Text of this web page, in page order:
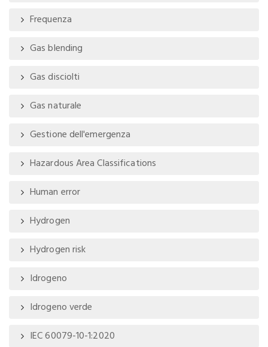
Frequenza
Gas blending
Gas disciolti
Gas naturale
Gestione dell'emergenza
Hazardous Area Classifications
Human error
Hydrogen
Hydrogen risk
Idrogeno
Idrogeno verde
IEC 60079-10-1:2020